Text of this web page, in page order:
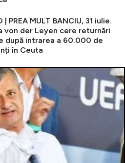
| PREA MULT BANCIU, 31 iulie.
von der Leyen cere returnări
după intrarea a 60.000 de
în Ceuta